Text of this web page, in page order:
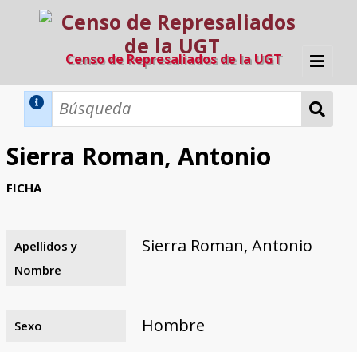
Censo de Represaliados de la UGT
Inicio
Búsqueda Dinámica
Búsqueda Avanzada
Razones y objetivos
El equipo
Colaboradores
Fuentes documentales
Sierra Roman, Antonio
FICHA
Apellidos y
Nombre
Sierra Roman, Antonio
Sexo Hombre